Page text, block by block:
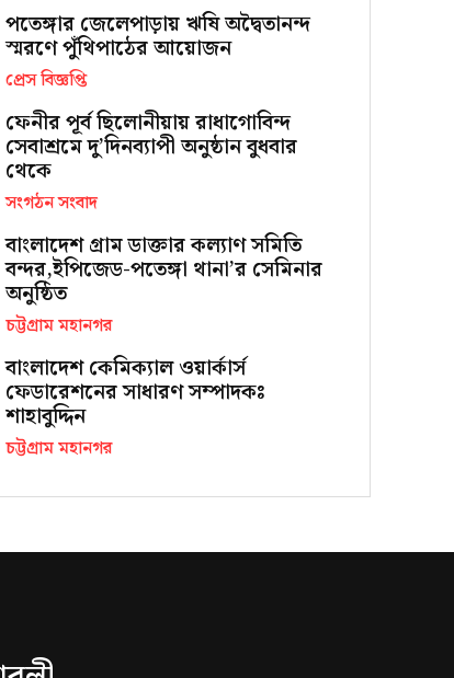
পতেঙ্গার জেলেপাড়ায় ঋষি অদ্বৈতানন্দ
স্মরণে পুঁথিপাঠের আয়োজন
প্রেস বিজ্ঞপ্তি
ফেনীর পূর্ব ছিলোনীয়ায় রাধাগোবিন্দ
সেবাশ্রমে দু’দিনব্যাপী অনুষ্ঠান বুধবার
থেকে
সংগঠন সংবাদ
বাংলাদেশ গ্রাম ডাক্তার কল্যাণ সমিতি
বন্দর,ইপিজেড-পতেঙ্গা থানা’র সেমিনার
অনুষ্ঠিত
চট্টগ্রাম মহানগর
বাংলাদেশ কেমিক্যাল ওয়ার্কার্স
ফেডারেশনের সাধারণ সম্পাদকঃ
শাহাবুদ্দিন
চট্টগ্রাম মহানগর